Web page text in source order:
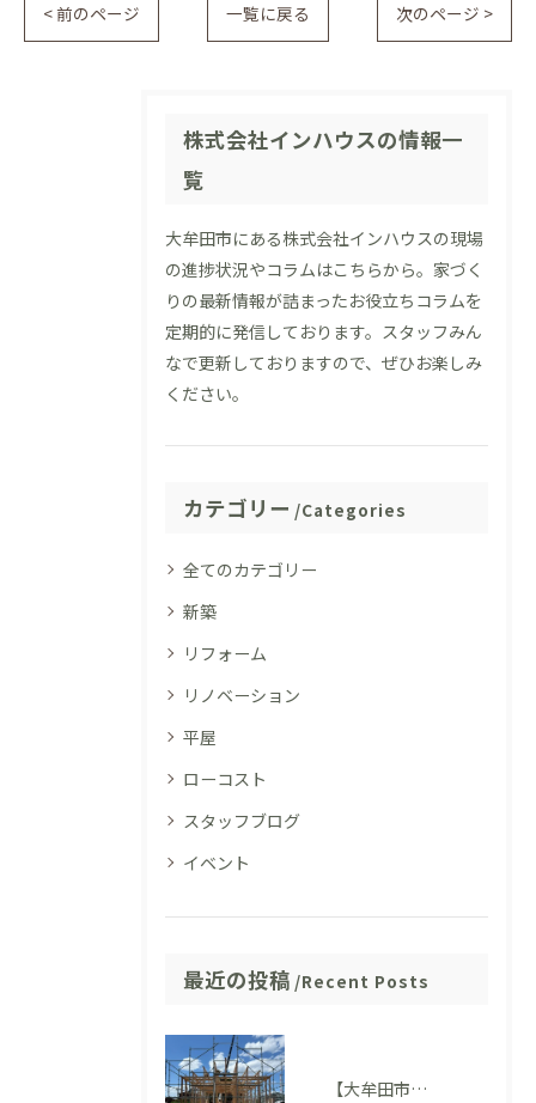
< 前のページ 一覧に戻る 次のページ >
株式会社インハウスの情報一
覧
大牟田市にある株式会社インハウスの現場
の進捗状況やコラムはこちらから。家づく
りの最新情報が詰まったお役立ちコラムを
定期的に発信しております。スタッフみん
なで更新しておりますので、ぜひお楽しみ
ください。
カテゴリー Categories
全てのカテゴリー
新築
リフォーム
リノベーション
平屋
ローコスト
スタッフブログ
イベント
最近の投稿 Recent Posts
【大牟田市 T様邸】上棟を迎えました！いよいよ住まいの形が見えてきました